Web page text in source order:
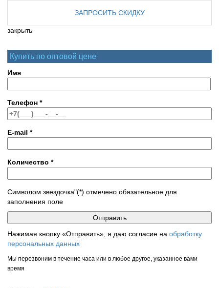
ЗАПРОСИТЬ СКИДКУ
закрыть
Купить по оптовой цене
Имя
Телефон *
E-mail *
Количество *
Символом звездочка"(*) отмечено обязательное для
заполнения поле
Нажимая кнопку «Отправить», я даю согласие на обработку
персональных данных
Мы перезвоним в течение часа или в любое другое, указанное вами
время